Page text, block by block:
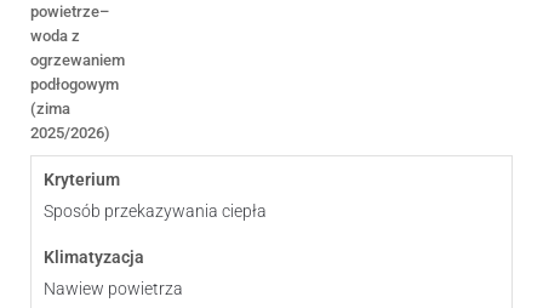
powietrze–
woda z
ogrzewaniem
podłogowym
(zima
2025/2026)
Sposób przekazywania ciepła
Nawiew powietrza